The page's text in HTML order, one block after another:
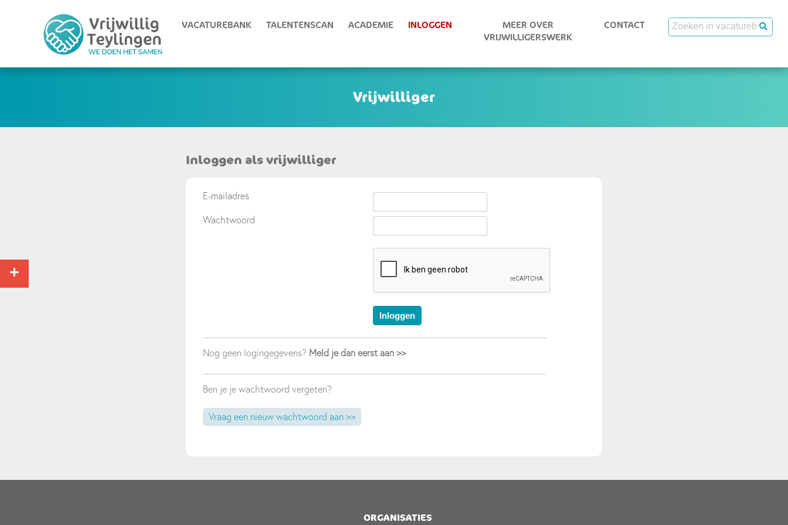
VACATUREBANK TALENTENSCAN ACADEMIE INLOGGEN
MEER OVER
VRIJWILLIGERSWERK
CONTACT
Inloggen als vrijwilliger
E-mailadres
Wachtwoord
Nog geen logingegevens? Meld je dan eerst aan >>
Ben je je wachtwoord vergeten?
Vraag een nieuw wachtwoord aan >>
ORGANISATIES